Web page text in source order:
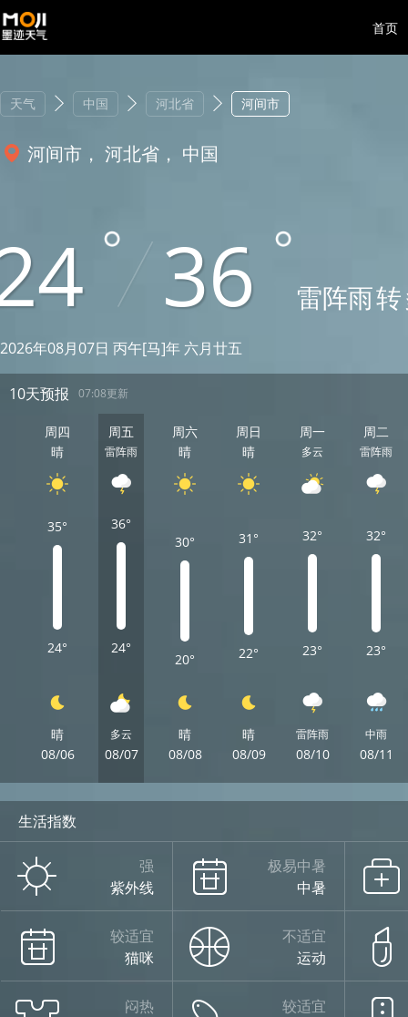
首页
天气 中国 河北省 河间市
河间市， 河北省， 中国
36 雷阵雨转
2026年08月07日 丙午[马]年 六月廿五
10天预报 07:08更新
周四
晴
35°
24°
晴
08/06
周五
雷阵雨
36°
24°
多云
08/07
周六
晴
30°
20°
晴
08/08
周日
晴
31°
22°
晴
08/09
周一
多云
32°
23°
雷阵雨
08/10
周二
雷阵雨
32°
23°
中雨
08/11
生活指数
强
紫外线
极易中暑
中暑
较适宜
猫咪
不适宜
运动
闷热
较适宜